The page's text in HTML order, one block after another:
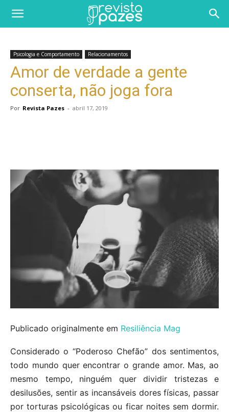
Psicologia e Comportamento Relacionamentos
Amor de verdade a gente
conserta, não joga fora
Por Revista Pazes - abril 17, 2019
Publicado originalmente em Resiliência Mag
Considerado o “Poderoso Chefão” dos sentimentos,
todo mundo quer encontrar o grande amor. Mas, ao
mesmo tempo, ninguém quer dividir tristezas e
desilusões, sentir as incansáveis dores físicas, passar
por torturas psicológicas ou ficar noites sem dormir.